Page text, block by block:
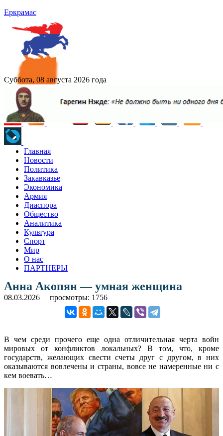
Еркрамас
Суббота, 08 августа 2026 года
Главная
Новости
Политика
Закавказье
Экономика
Армия
Диаспора
Общество
Аналитика
Культура
Спорт
Мир
О нас
ПАРТНЕРЫ
Анна Акопян — умная женщина
08.03.2026 просмотры: 1756
В чем среди прочего еще одна отличительная черта войн
мировых от конфликтов локальных? В том, что, кроме
государств, желающих свести счеты друг с другом, в них
оказываются вовлечены и страны, вовсе не намеренные ни с
кем воевать…